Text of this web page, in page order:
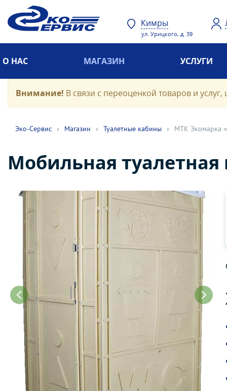
Кимры
ул. Урицкого, д. 39
О НАС МАГАЗИН УСЛУГИ
Внимание! В связи с переоценкой товаров и
Эко-Cервис › Магазин › Туалетные кабины › МТК Экомарка
Мобильная